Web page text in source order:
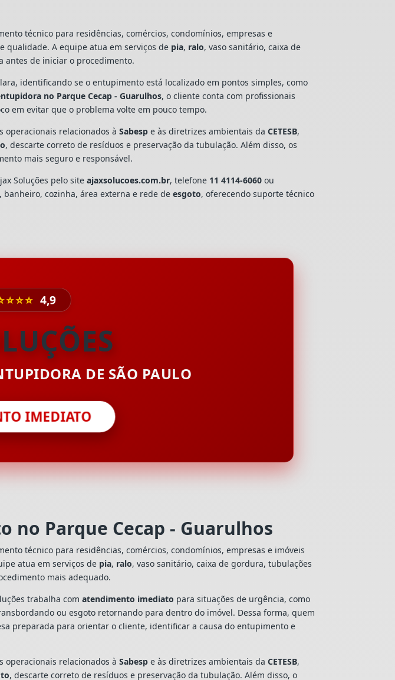
técnico para residências, comércios, condomínios, empresas e
qualidade. A equipe atua em serviços de pia, ralo, vaso sanitário, caixa de
antes de iniciar o procedimento.
identificando se o entupimento está localizado em pontos simples, como
no Parque Cecap - Guarulhos, o cliente conta com profissionais
em evitar que o problema volte em pouco tempo.
operacionais relacionados àSabesp e às diretrizes ambientais daCETESB,
, descarte correto de resíduos e preservação da tubulação. Além disso, os
mais seguro e responsável.
Soluções pelo siteajaxsolucoes.com.br, telefone 11 4114-6060 ou
, banheiro, cozinha, área externa e rede deesgoto, oferecendo suporte técnico
4,9
DE SÃO PAULO
IMEDIATO
no Parque Cecap - Guarulhos
técnico para residências, comércios, condomínios, empresas e imóveis
atua em serviços de pia, ralo, vaso sanitário, caixa de gordura, tubulações
mais adequado.
trabalha comatendimento imediato para situações de urgência, como
ou esgoto retornando para dentro do imóvel. Dessa forma, quem
preparada para orientar o cliente, identificar a causa do entupimento e
operacionais relacionados àSabesp e às diretrizes ambientais daCETESB,
, descarte correto de resíduos e preservação da tubulação. Além disso, o